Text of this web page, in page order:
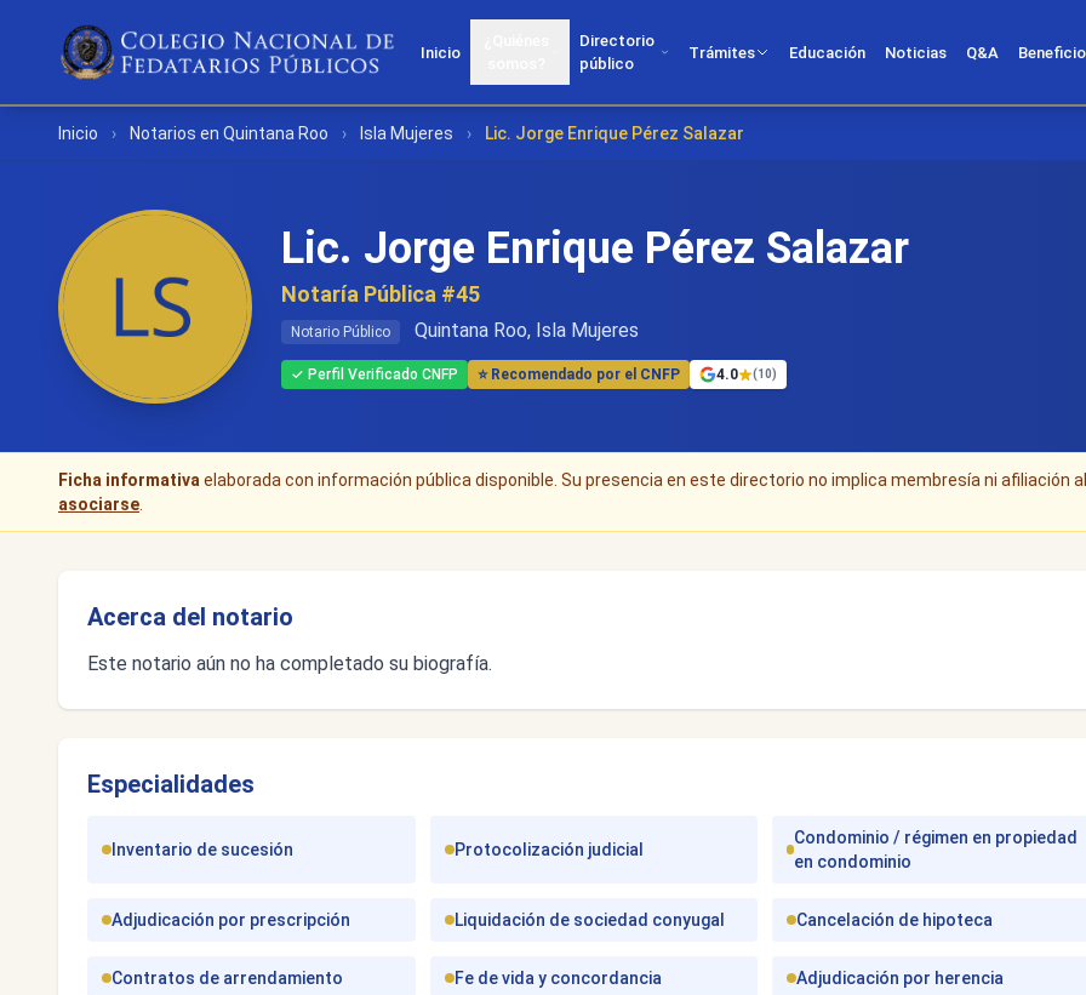
Inicio
Directorio
público
Trámites Educación Noticias Q&A
Inicio › Notarios en Quintana Roo › Isla Mujeres › Lic. Jorge Enrique Pérez Salazar
Lic. Jorge Enrique Pérez Salazar
Notaría Pública #45
Notario Público Quintana Roo, Isla Mujeres
✓ Perfil Verificado CNFP ⭐ Recomendado por el CNFP 4.0 (10)
Ficha informativa elaborada con información pública disponible. Su presencia en este directorio no implica membresía ni afiliación
asociarse
Acerca del notario
Este notario aún no ha completado su biografía.
Especialidades
Inventario de sucesión Protocolización judicial
Condominio / régimen en propiedad
en condominio
Adjudicación por prescripción Liquidación de sociedad conyugal Cancelación de hipoteca
Contratos de arrendamiento Fe de vida y concordancia Adjudicación por herencia